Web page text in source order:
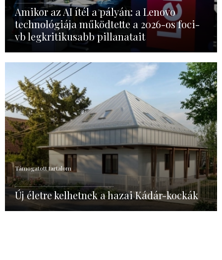
Amikor az AI ítél a pályán: a Lenovo
technológiája működtette a 2026-os foci-
vb legkritikusabb pillanatait
Támogatott tartalom
Új életre kelhetnek a hazai Kádár-kockák